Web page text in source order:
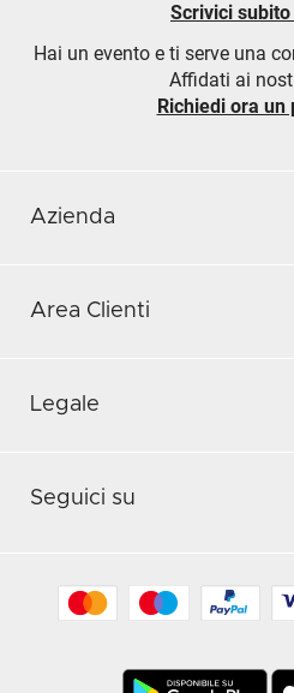
Scrivici
Hai un evento e ti serve una
Affidati ai
Richiedi ora un
Azienda
Area Clienti
Legale
Seguici su